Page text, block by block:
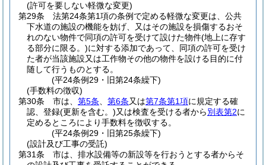
(許可を要しない軽微な変更)
第29条
法第24条第1項の条例で定める軽微な変更は、公共
下水道の施設の機能を妨げ、又はその施設を損傷するおそ
れのない物件で同項の許可を受けて設けた物件(地上に存す
る部分に限る。)に対する添加であって、同項の許可を受け
た者が当該施設又は工作物その他の物件を設ける目的に付
随して行うものとする。
(平24条例29・旧第24条繰下)
(手数料の徴収)
第30条
市は、 第5条 第6条又は第7条第1項に規定する確
認、登録(更新を含む。)又は検査を受ける者から別表第2に
定めるところにより手数料を徴収する。
(平24条例29・旧第25条繰下)
(設計及び工事の受託)
第31条
市は、排水設備等の新設等を行おうとする者からそ